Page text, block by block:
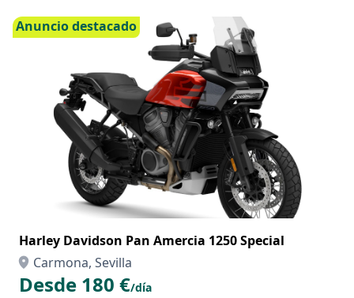
Anuncio destacado
Harley Davidson Pan Amercia 1250 Special
Carmona, Sevilla
Desde 180 €/día